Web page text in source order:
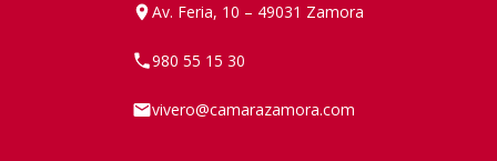
Av. Feria, 10 – 49031 Zamora
980 55 15 30
vivero@camarazamora.com